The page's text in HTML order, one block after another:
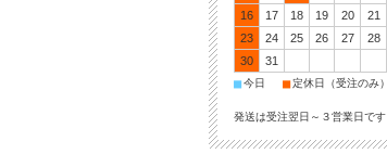
16
17 18 19 20 21
23
24 25 26 27 28
30
31
■今日 ■定休日（受注のみ）
発送は受注翌日～３営業日です